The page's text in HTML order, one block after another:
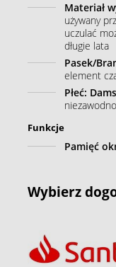
Materiał
używany
uczulać
długie lata
Pasek/
element
Płeć:
Funkcje
Pamięć
Wybierz